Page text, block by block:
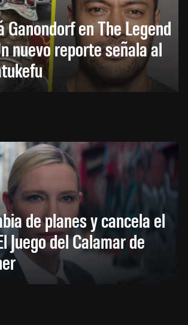
Ganondorf en The Legend
nuevo reporte señala al
de planes y cancela el
Juego del Calamar de